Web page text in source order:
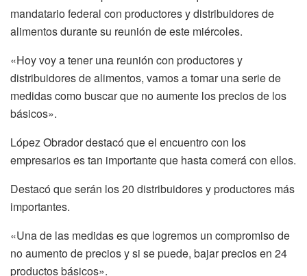
mandatario federal con productores y distribuidores de
alimentos durante su reunión de este miércoles.
«Hoy voy a tener una reunión con productores y
distribuidores de alimentos, vamos a tomar una serie de
medidas como buscar que no aumente los precios de los
básicos».
López Obrador destacó que el encuentro con los
empresarios es tan importante que hasta comerá con ellos.
Destacó que serán los 20 distribuidores y productores más
importantes.
«Una de las medidas es que logremos un compromiso de
no aumento de precios y si se puede, bajar precios en 24
productos básicos».